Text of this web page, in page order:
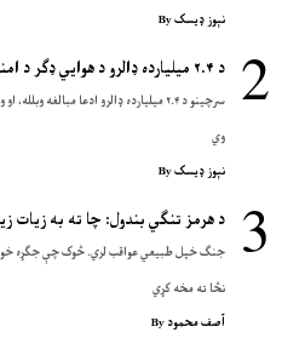
Byنېوز ډیسک
د ۲.۴ میلیارده ډالرو د هوايي ډګر د امنیت ادعا تر شا حقیقت څرګند شو
سرچینو د ۲.۴ میلیارده ډالرو ادعا
وي
Byنېوز ډیسک
د هرمز تنګي بندول: چا ته به زیات
جنګ خپل طبیعي عواقب لري. څوک چې جګړه
نڅا ته مخه کړي
Byآصف محمود